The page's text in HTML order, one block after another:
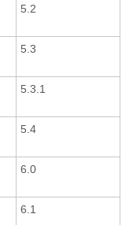
5.2
5.3
5.3.1
5.4
6.0
6.1